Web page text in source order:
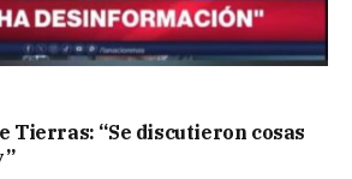
Tierras: “Se discutieron cosas